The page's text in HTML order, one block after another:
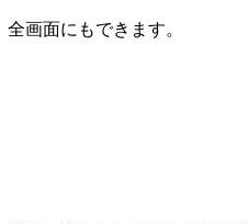
画面にもできます。